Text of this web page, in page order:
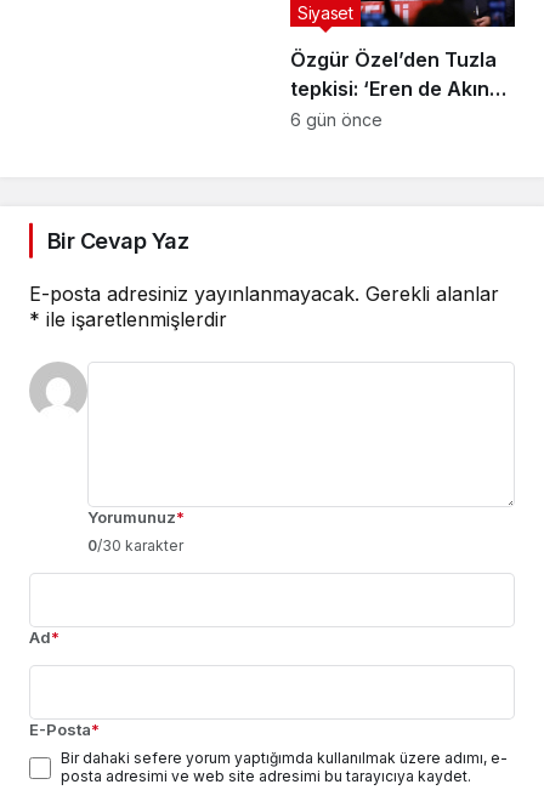
Özgür Özel’den Tuzla
tepkisi: ‘Eren de Akın
Gürlek de hesap
Siyaset
6 gün önce
Bir Cevap Yaz
E-posta adresiniz yayınlanmayacak. Gerekli alanlar
* ile işaretlenmişlerdir
Yorumunuz*
0/30 karakter
Ad*
E-Posta*
Bir dahaki sefere yorum yaptığımda kullanılmak üzere adımı, e-
posta adresimi ve web site adresimi bu tarayıcıya kaydet.